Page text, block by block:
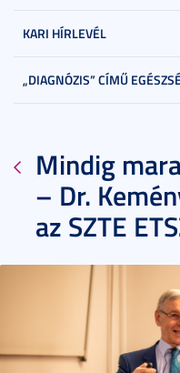
KARI HÍRLEVÉL
„DIAGNÓZIS” CÍMŰ
Mindig
– Dr.
az SZTE